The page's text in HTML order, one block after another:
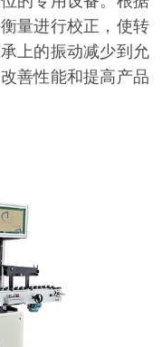
量进行校正，使转
上的振动减少到允
善性能和提高产品